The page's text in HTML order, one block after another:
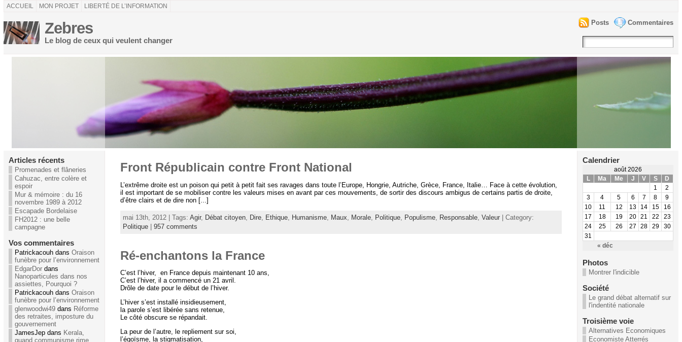
ACCUEIL MON PROJET LIBERTÉ DE L’INFORMATION
Zebres
Le blog de ceux qui veulent changer
Commentaires
Posts
Articles récents
Promenades et flâneries
Cahuzac, entre colère et
espoir
Mur & mémoire : du 16
novembre 1989 à 2012
Escapade Bordelaise
FH2012 : une belle
campagne
Vos commentaires
Patrickacouh dans Oraison
funèbre pour l’environnement
EdgarDordans
Nanoparticules dans nos
assiettes, Pourquoi ?
Patrickacouh dans Oraison
funèbre pour l’environnement
glenwoodwi49dans Réforme
des retraites, imposture du
gouvernement
JamesJep dans Kerala,
quand communisme rime
Front Républicain contre Front National
L’extrême droite est un poison qui petit à petit fait ses ravages dans toute l’Europe, Hongrie, Autriche, Grèce, France, Italie… Face à cette évolution,
il est important de se mobiliser contre les valeurs mises en avant par ces mouvements, de sortir des discours ambigus de certains partis de droite,
d’être clairs et de dire non [...]
mai 13th, 2012 | Tags: Agir, Débat citoyen, Dire, Ethique, Humanisme, Maux Morale, Politique, Populisme, Responsable, Valeur| Category:
Politique| 957 comments
Ré-enchantons la France
C’est l’hiver, en France depuis maintenant 10 ans,
C’est l’hiver, il a commencé un 21 avril.
Drôle de date pour le début de l’hiver.
L’hiver s’est installé insidieusement,
la parole s’est libérée sans retenue,
Le côté obscure se répandait.
La peur de l’autre, le repliement sur soi,
l’égoïsme, la stigmatisation,
Calendrier
août 2026
L
Ma Me J V S D
« déc
1
2
3
4 5 6 7 8
9
10
11 12 13 14 15
16
17
18 19 20 21 22
23
24
25 26 27 28 29
30
31
Photos
Montrer l'indicible
Société
Le grand débat alternatif sur
l'indentité nationale
Troisième voie
Alternatives Economiques
Economiste Atterrés